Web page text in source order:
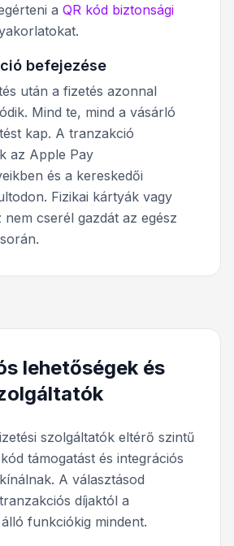
a QR kód biztonsági
befejezése
után a fizetés azonnal
Mind te, mind a vásárló
kap. A tranzakció
az Apple Pay
és a kereskedői
Fizikai kártyák vagy
nem cserél gazdát az egész
lehetőségek és
szolgáltatók eltérő szintű
támogatást és integrációs
A választásod
díjaktól a
funkciókig mindent.